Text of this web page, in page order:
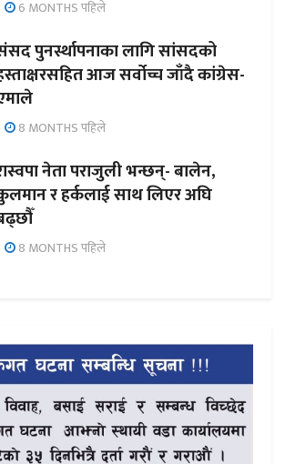
6 MONTHS पहिले
पुनर्स्थापनाका लागि सांसदको
आज सर्वोच्च जाँदै कांग्रेस-
8 MONTHS पहिले
नेता पराजुली भन्छन्- बालेन,
र हर्कलाई साथ लिएर अघि
8 MONTHS पहिले